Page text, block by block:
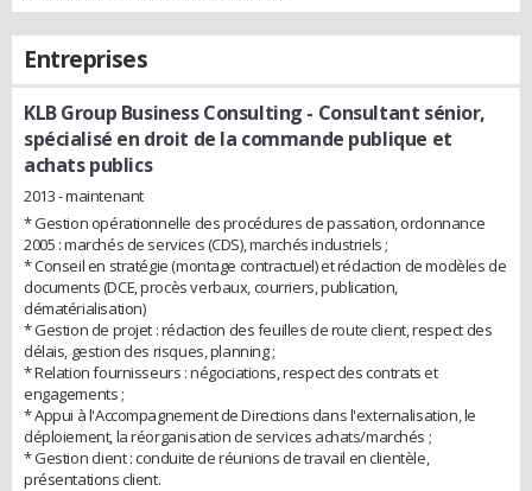
Entreprises
KLB Group Business Consulting - Consultant sénior,
spécialisé en droit de la commande publique et
achats publics
2013 - maintenant
* Gestion opérationnelle des procédures de passation, ordonnance
2005 : marchés de services (CDS), marchés industriels ;
* Conseil en stratégie (montage contractuel) et rédaction de modèles de
documents (DCE, procès verbaux, courriers, publication,
dématérialisation)
* Gestion de projet : rédaction des feuilles de route client, respect des
délais, gestion des risques, planning ;
* Relation fournisseurs : négociations, respect des contrats et
engagements ;
* Appui à l'Accompagnement de Directions dans l'externalisation, le
déploiement, la réorganisation de services achats/marchés ;
* Gestion client : conduite de réunions de travail en clientèle,
présentations client.